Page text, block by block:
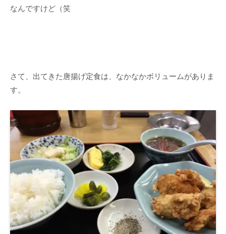
なんですけど（笑
さて、出てきた唐揚げ定食は、なかなかボリュームがありま
す。